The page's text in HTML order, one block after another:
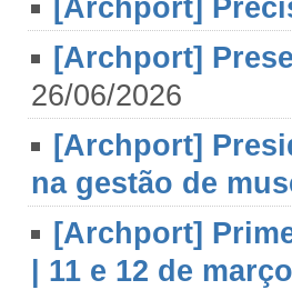
[Archport]
[Archport]
26/06/2026
[Archport]
na gestão de
[Archport]
| 11 e 12 de